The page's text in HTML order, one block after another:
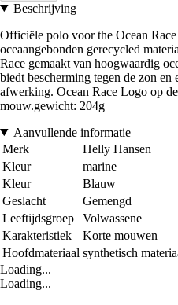
Beschrijving
Officiële polo voor the Ocean
oceaangebonden gerecycled
Race gemaakt van hoogwaardig
biedt bescherming tegen de zon en
afwerking. Ocean Race Logo op
mouw.gewicht: 204g
Aanvullende informatie
Merk
Helly Hansen
Kleur
marine
Kleur
Blauw
Geslacht
Gemengd
Leeftijdsgroep
Volwassene
Karakteristiek
Korte mouwen
Hoofdmateriaal synthetisch
Loading...
Loading...